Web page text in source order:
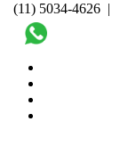
(11) 5034-4626 |